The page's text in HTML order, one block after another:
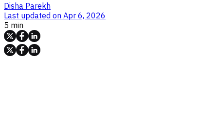
Disha Parekh
Last updated on Apr 6, 2026
5 min